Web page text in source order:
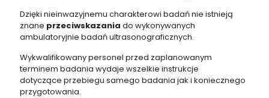
Dzięki nieinwazyjnemu charakterowi badań nie istnieją
znane przeciwskazania do wykonywanych
ambulatoryjnie badań ultrasonograficznych.
Wykwalifikowany personel przed zaplanowanym
terminem badania wydaje wszelkie instrukcje
dotyczące przebiegu samego badania jak i koniecznego
przygotowania.